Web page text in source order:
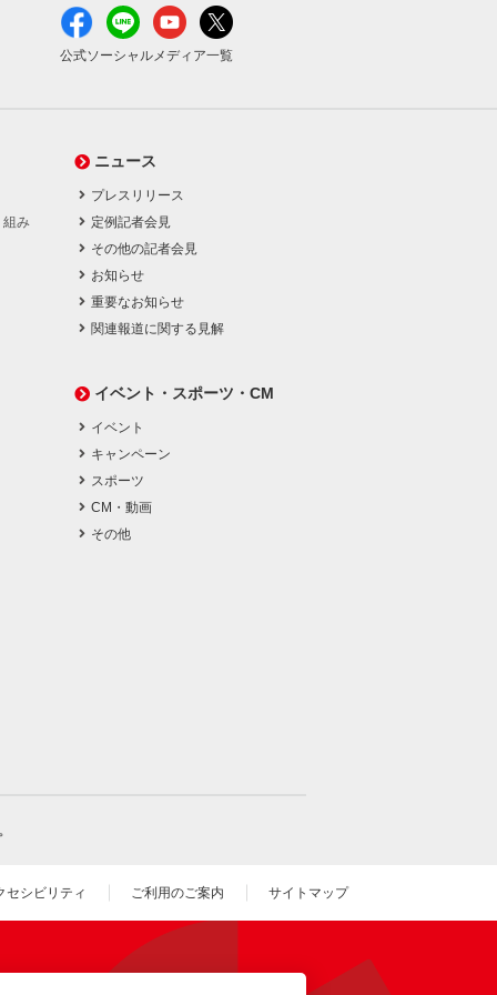
公式ソーシャルメディア一覧
組み
ニュース
プレスリリース
定例記者会見
その他の記者会見
お知らせ
重要なお知らせ
関連報道に関する見解
イベント・スポーツ・CM
イベント
キャンペーン
スポーツ
CM・動画
その他
セシビリティ ご利用のご案内 サイトマップ